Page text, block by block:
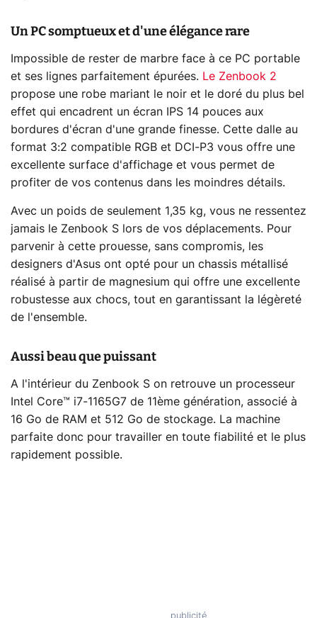
Un PC somptueux et d'une élégance rare
Impossible de rester de marbre face à ce PC portable
et ses lignes parfaitement épurées. Le Zenbook 2
propose une robe mariant le noir et le doré du plus bel
effet qui encadrent un écran IPS 14 pouces aux
bordures d'écran d'une grande finesse. Cette dalle au
format 3:2 compatible RGB et DCI-P3 vous offre une
excellente surface d'affichage et vous permet de
profiter de vos contenus dans les moindres détails.
Avec un poids de seulement 1,35 kg, vous ne ressentez
jamais le Zenbook S lors de vos déplacements. Pour
parvenir à cette prouesse, sans compromis, les
designers d'Asus ont opté pour un chassis métallisé
réalisé à partir de magnesium qui offre une excellente
robustesse aux chocs, tout en garantissant la légèreté
de l'ensemble.
Aussi beau que puissant
A l'intérieur du Zenbook S on retrouve un processeur
Intel Core™ i7-1165G7 de 11ème génération, associé à
16 Go de RAM et 512 Go de stockage. La machine
parfaite donc pour travailler en toute fiabilité et le plus
rapidement possible.